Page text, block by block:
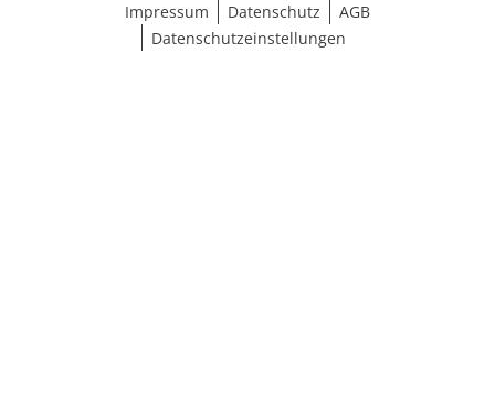
Impressum
Datenschutz
AGB
Datenschutzeinstellungen